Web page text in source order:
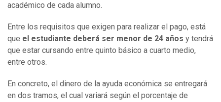
académico de cada alumno.
Entre los requisitos que exigen para realizar el pago, está
que el estudiante deberá ser menor de 24 años y tendrá
que estar cursando entre quinto básico a cuarto medio,
entre otros.
En concreto, el dinero de la ayuda económica se entregará
en dos tramos, el cual variará según el porcentaje de